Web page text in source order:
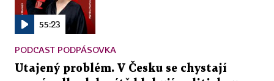
55:23
PODCAST PODPÁSOVKA
Utajený problém. V Česku se chystají